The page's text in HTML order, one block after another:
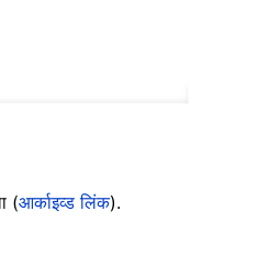
(आर्काइव्ड लिंक).